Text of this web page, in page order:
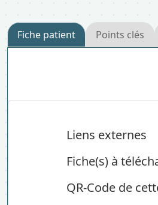
Fiche patient Points clés
Liens externes
Fiche(s) à
QR-Code de